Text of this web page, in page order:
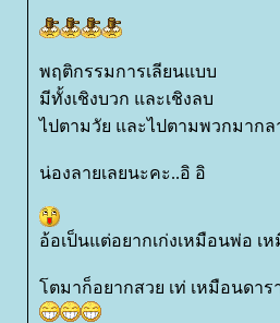
พฤติกรรมการเลียนแบบ
มีทั้งเชิงบวก และเชิงลบ
ไปตามวัย และไปตามพวกมากล
น่องลายเลยนะคะ..อิ อิ
อ้อเป็นแต่อยากเก่งเหมือนพ่อ เ
ตมาก็อยากสวย เท่ เหมือนดาร